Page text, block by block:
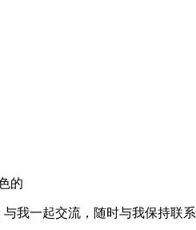
我一起交流，随时与我保持联系